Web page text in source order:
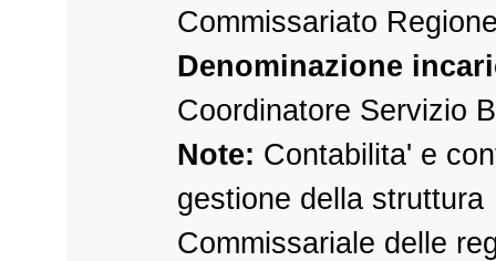
Commissariato
Denominazione
Coordinatore Servizio
Note: Contabilita' e
gestione della struttura
Commissariale delle